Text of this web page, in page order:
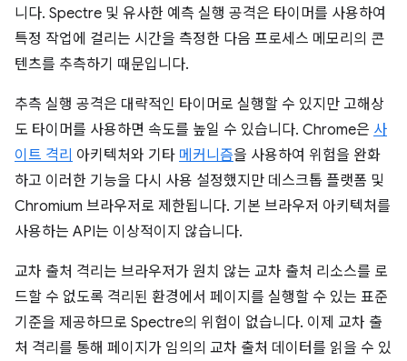
니다. Spectre 및 유사한 예측 실행 공격은 타이머를 사용하여
특정 작업에 걸리는 시간을 측정한 다음 프로세스 메모리의 콘
텐츠를 추측하기 때문입니다.
추측 실행 공격은 대략적인 타이머로 실행할 수 있지만 고해상
도 타이머를 사용하면 속도를 높일 수 있습니다. Chrome은 사
이트 격리 아키텍처와 기타 메커니즘을 사용하여 위험을 완화
하고 이러한 기능을 다시 사용 설정했지만 데스크톱 플랫폼 및
Chromium 브라우저로 제한됩니다. 기본 브라우저 아키텍처를
사용하는 API는 이상적이지 않습니다.
교차 출처 격리는 브라우저가 원치 않는 교차 출처 리소스를 로
드할 수 없도록 격리된 환경에서 페이지를 실행할 수 있는 표준
기준을 제공하므로 Spectre의 위험이 없습니다. 이제 교차 출
처 격리를 통해 페이지가 임의의 교차 출처 데이터를 읽을 수 있